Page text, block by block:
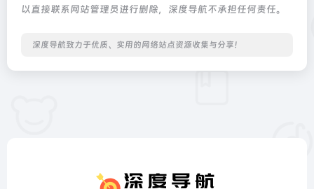
以直接联系网站管理员进行删除，深度导航不承担任何责任。
深度导航致力于优质、实用的网络站点资源收集与分享！